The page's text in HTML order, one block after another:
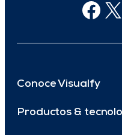
X
Conoce Visualfy
Productos &